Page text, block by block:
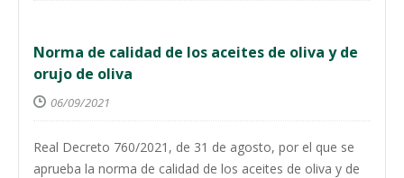
Norma de calidad de los aceites de oliva y de
orujo de oliva
06/09/2021
Real Decreto 760/2021, de 31 de agosto, por el que se
aprueba la norma de calidad de los aceites de oliva y de